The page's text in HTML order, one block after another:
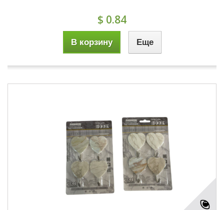
$ 0.84
В корзину Еще